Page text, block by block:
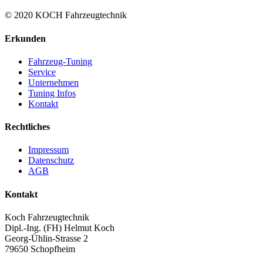
© 2020 KOCH Fahrzeugtechnik
Erkunden
Fahrzeug-Tuning
Service
Unternehmen
Tuning Infos
Kontakt
Rechtliches
Impressum
Datenschutz
AGB
Kontakt
Koch Fahrzeugtechnik
Dipl.-Ing. (FH) Helmut Koch
Georg-Ühlin-Strasse 2
79650 Schopfheim